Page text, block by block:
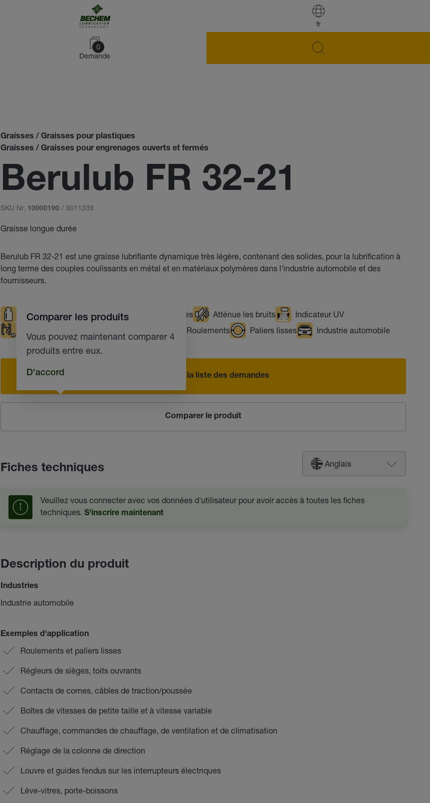
fr
0
Demande
Graisses / Graisses pour plastiques
Graisses / Graisses pour engrenages ouverts et fermés
Berulub FR 32-21
SKU Nr. 10000190 / 9011339
Graisse longue durée
Berulub FR 32-21 est une graisse lubrifiante dynamique très légère, contenant des solides, pour la lubrification à
long terme des couples coulissants en métal et en matériaux polymères dans l'industrie automobile et des
fournisseurs.
Sollicitations élevées Températures basses Atténue les bruits
Indicateur UV
Roulements Paliers lisses Industrie automobile
Ajouter à la liste des demandes
Comparer le produit
Comparer les produits
Vous pouvez maintenant comparer 4
produits entre eux.
D'accord
Fiches techniques Anglais
Veuillez vous connecter avec vos données d'utilisateur pour avoir accès à toutes les fiches
techniques. S'inscrire maintenant
Description du produit
Industries
Industrie automobile
Exemples d'application
Roulements et paliers lisses
Régleurs de sièges, toits ouvrants
Contacts de cornes, câbles de traction/poussée
Boîtes de vitesses de petite taille et à vitesse variable
Chauffage, commandes de chauffage, de ventilation et de climatisation
Réglage de la colonne de direction
Louvre et guides fendus sur les interrupteurs électriques
Lève-vitres, porte-boissons